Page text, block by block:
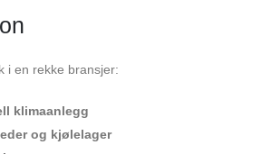
i en rekke bransjer:
klimaanlegg
og kjølelager